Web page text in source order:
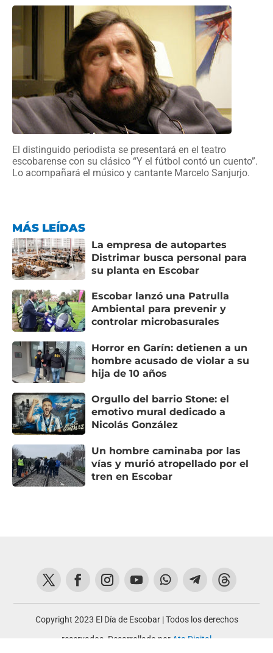
El distinguido periodista se presentará en el teatro
escobarense con su clásico “Y el fútbol contó un cuento”.
Lo acompañará el músico y cantante Marcelo Sanjurjo.
MÁS LEÍDAS
La empresa de autopartes
Distrimar busca personal para
su planta en Escobar
Escobar lanzó una Patrulla
Ambiental para prevenir y
controlar microbasurales
Horror en Garín: detienen a un
hombre acusado de violar a su
hija de 10 años
Orgullo del barrio Stone: el
emotivo mural dedicado a
Nicolás González
Un hombre caminaba por las
vías y murió atropellado por el
tren en Escobar
Copyright 2023 El Día de Escobar | Todos los derechos
reservados. Desarrollado por Ata Digital